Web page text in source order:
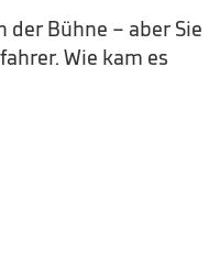
der Bühne – aber Sie
Wie kam es